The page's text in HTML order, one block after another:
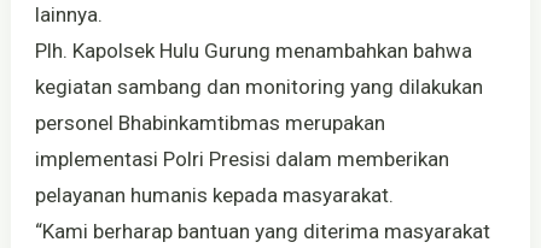
lainnya.
Plh. Kapolsek Hulu Gurung menambahkan bahwa
kegiatan sambang dan monitoring yang dilakukan
personel Bhabinkamtibmas merupakan
implementasi Polri Presisi dalam memberikan
pelayanan humanis kepada masyarakat.
“Kami berharap bantuan yang diterima masyarakat